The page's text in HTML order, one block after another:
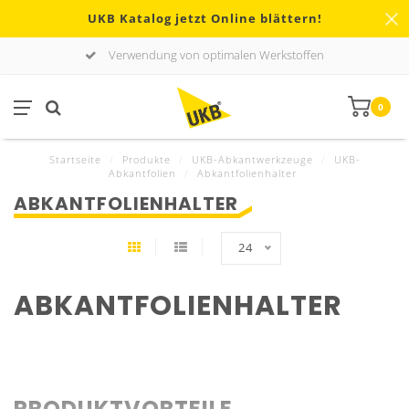
UKB Katalog jetzt Online blättern!
Verwendung von optimalen Werkstoffen
0
Startseite Produkte UKB-Abkantwerkzeuge
UKB-
Abkantfolien
Abkantfolienhalter
ABKANTFOLIENHALTER
24
ABKANTFOLIENHALTER